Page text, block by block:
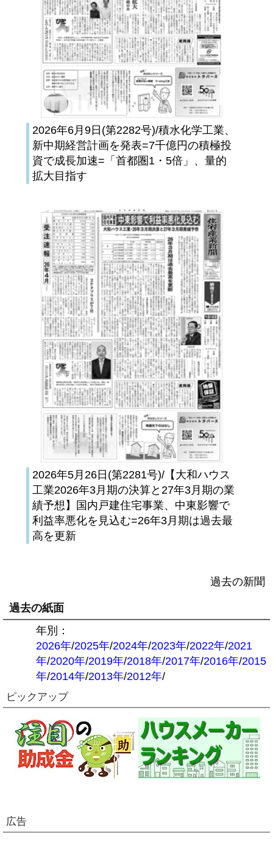
2026年6月9日(第2282号)/積水化学工業、
新中期経営計画を発表=7千億円の積極投
資で成長加速=「首都圏1・5倍」、量的
拡大目指す
2026年5月26日(第2281号)/【大和ハウス
工業2026年3月期の決算と27年3月期の業
績予想】国内戸建住宅事業、中東影響で
利益率悪化を見込む=26年3月期は過去最
高を更新
過去の新聞
過去の紙面
年別：
2026年/2025年/2024年/2023年/2022年/2021
年/2020年/2019年/2018年/2017年/2016年/2015
年/2014年/2013年/2012年/
ピックアップ
広告